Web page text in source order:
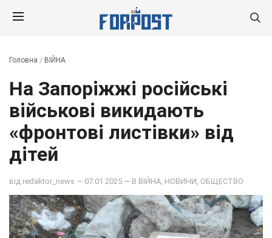
Головна / ВІЙНА
На Запоріжжі російські
військові викидають
«фронтові листівки» від
дітей
від redaktor_news — 07.01.2025 — В ВІЙНА НОВИНИ ОБЩЕСТВО